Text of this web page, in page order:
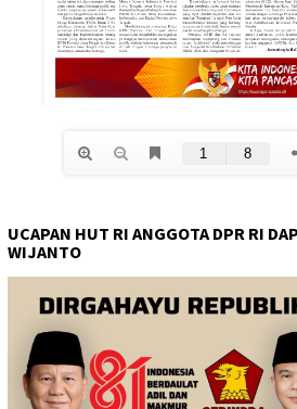
UCAPAN HUT RI ANGGOTA DPR RI
WIJANTO